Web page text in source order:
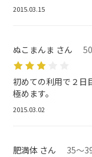
2015.03.15
ぬこまんま さん
初めての利用で２日
極めます。
2015.03.02
肥満体 さん 35～